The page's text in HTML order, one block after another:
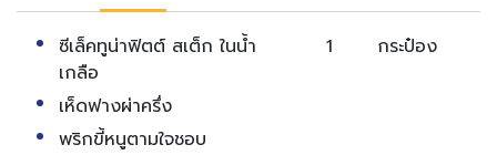
ซีเล็คทูน่าฟิตต์ สเต็ก ในน้ำ
เกลือ
1 กระป๋อง
เห็ดฟางผ่าครึ่ง
พริกขี้หนูตามใจชอบ